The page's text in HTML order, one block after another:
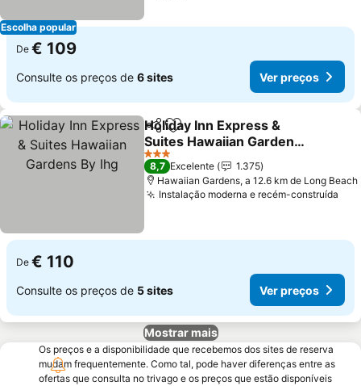
Escolha popular
De € 109
Consulte os preços de 6 sites Ver preços
PartilharAdicionar aos favoritos
Holiday Inn Express &
Suites Hawaiian Gardens
By Ihg
Ver preços
3 Estrelas
8,7 Excelente
1.375
Hawaiian Gardens, a 12.6 km de Long Beach
Instalação moderna e recém-construída
De € 110
Consulte os preços de 5 sites Ver preços
Mostrar mais
Os preços e a disponibilidade que recebemos dos sites de reserva
mudam frequentemente. Como tal, pode haver diferenças entre as
ofertas que consulta no trivago e os preços que estão disponíveis